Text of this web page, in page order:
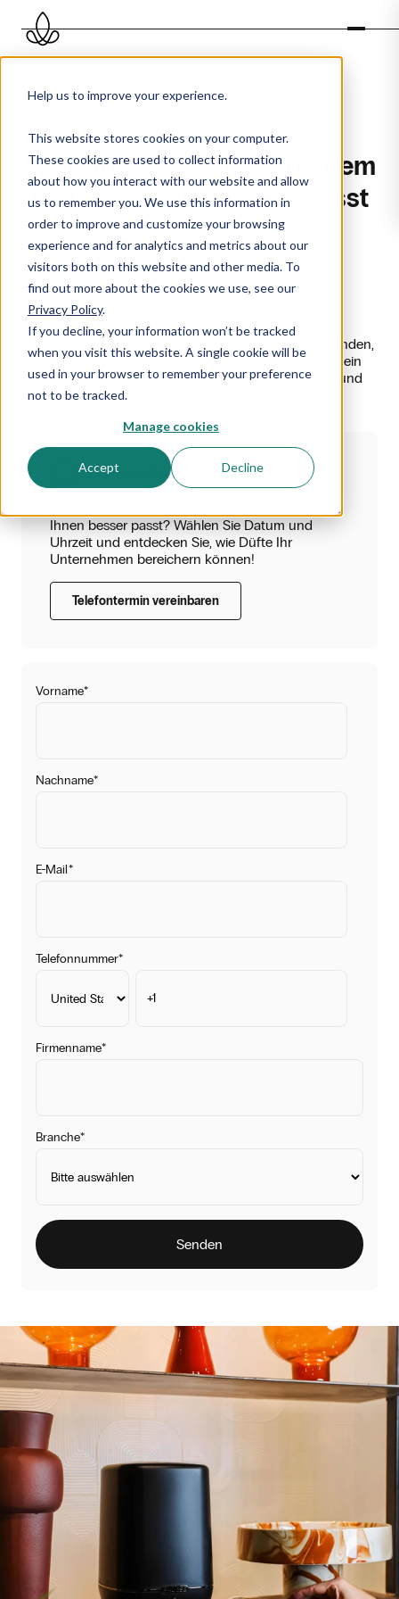
Help us to improve your experience.
This website stores cookies on your computer.
These cookies are used to collect information
about how you interact with our website and allow
us to remember you. We use this information in
order to improve and customize your browsing
experience and for analytics and metrics about our
visitors both on this website and other media. To
find out more about the cookies we use, see our
Privacy Policy.
If you decline, your information won’t be tracked
when you visit this website. A single cookie will be
used in your browser to remember your preference
not to be tracked.
Manage cookies
Accept Decline
Ein Duftkonzept, das zu Ihrem
Raum und Ihrer Marke passt
Duft kann mehr als nur gut riechen.
Es schafft Atmosphäre. Sobald Sie das Formular absenden,
melden wir uns bei Ihnen und entwickeln gemeinsam ein
maßgeschneidertes Duftkonzept, ganz ohne Kosten und
ohne Verpflichtungen.
Vereinbaren Sie direkt einen Telefontermin
Möchten Sie lieber einen Termin vereinbaren, der
Ihnen besser passt? Wählen Sie Datum und
Uhrzeit und entdecken Sie, wie Düfte Ihr
Unternehmen bereichern können!
Telefontermin vereinbaren
Vorname*
Nachname*
E-Mail*
Telefonnummer*
Firmenname*
Branche*